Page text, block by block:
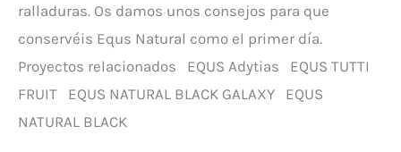
ralladuras. Os damos unos consejos para que
conservéis Equs Natural como el primer día.
Proyectos relacionados EQUS Adytias EQUS TUTTI
FRUIT EQUS NATURAL BLACK GALAXY EQUS
NATURAL BLACK